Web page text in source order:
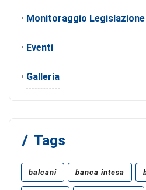
• Monitoraggio Legislazione
• Eventi
• Galleria
Tags
balcani banca intesa